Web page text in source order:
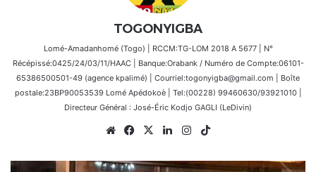
TOGONYIGBA
Lomé-Amadanhomé (Togo) | RCCM:TG-LOM 2018 A 5677 | N°
Récépissé:0425/24/03/11/HAAC | Banque:Orabank / Numéro de Compte:06101-
65386500501-49 (agence kpalimé) | Courriel:togonyigba@gmail.com | Boîte
postale:23BP90053539 Lomé Apédokoè | Tel:(00228) 99460630/93921010 |
Directeur Général : José-Éric Kodjo GAGLI (LeDivin)
WebsiteFacebook
X LinkedinInstagram